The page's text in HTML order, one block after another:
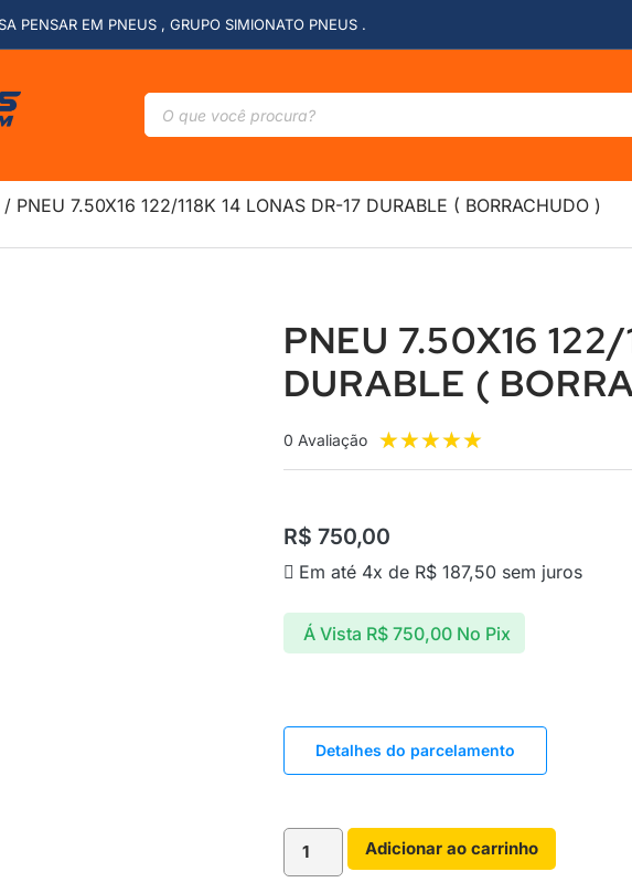
PENSAR EM PNEUS , GRUPO SIMIONATO PNEUS .
/ PNEU 7.50X16 122/118K 14 LONAS DR-17 DURABLE ( BORRACHUDO )
PNEU 7.50X16
DURABLE (
0 Avaliação ★★★★★
R$ 750,00
Em até 4x de R$ 187,50 sem juros
Á Vista R$750,00 No Pix
Detalhes do parcelamento
Adicionar ao carrinho